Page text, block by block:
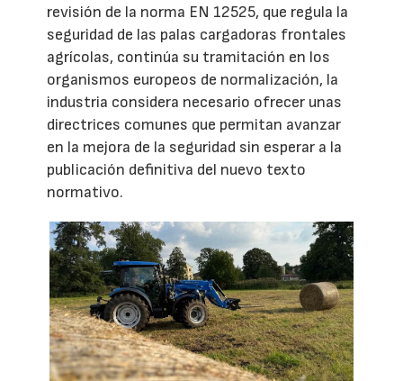
revisión de la norma EN 12525, que regula la
seguridad de las palas cargadoras frontales
agrícolas, continúa su tramitación en los
organismos europeos de normalización, la
industria considera necesario ofrecer unas
directrices comunes que permitan avanzar
en la mejora de la seguridad sin esperar a la
publicación definitiva del nuevo texto
normativo.